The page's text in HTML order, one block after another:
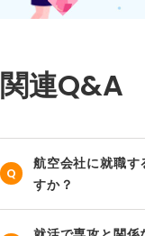
関連Q&A
航空会社に就職す
すか？